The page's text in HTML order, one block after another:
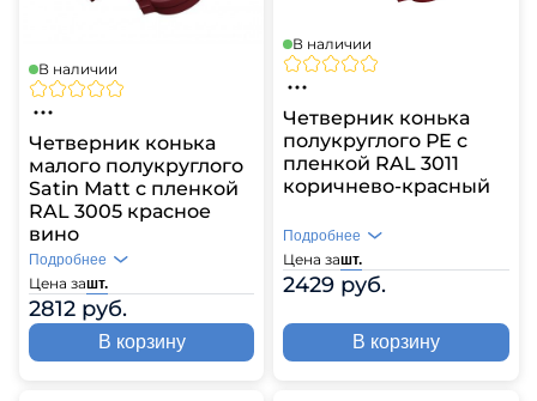
В наличии
Четверник конька
малого полукруглого
Satin Мatt с пленкой
RAL 3005 красное
вино
Цена зашт.
2812 руб.
Подробнее
В корзину
В наличии
Четверник конька
полукруглого РЕ с
пленкой RAL 3011
коричнево-красный
Цена зашт.
2429 руб.
Подробнее
В корзину